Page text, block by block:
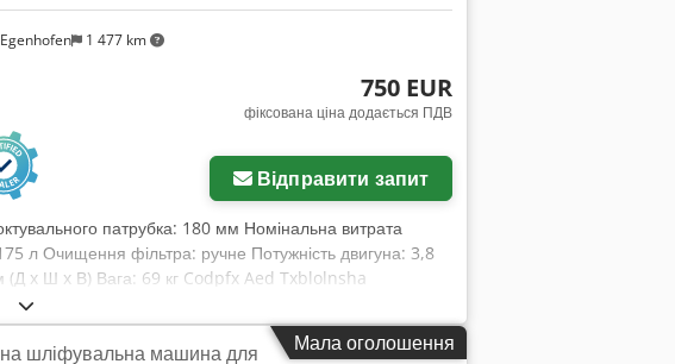
1 477 km
750 EUR
фіксована ціна додається ПДВ
Відправити запит
патрубка: 180 мм Номінальна витрата
л Очищення фільтра: ручне Потужність двигуна: 3,8
x Ш x В) Вага: 69 кг Codpfx Aed Txblolnsha
Мала оголошення
шліфувальна машина для